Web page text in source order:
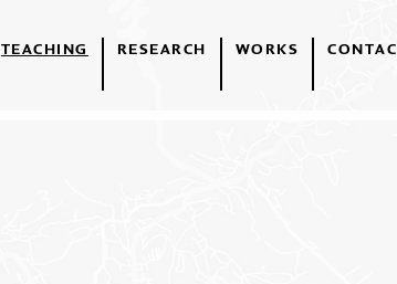
TEACHING RESEARCH WORKS